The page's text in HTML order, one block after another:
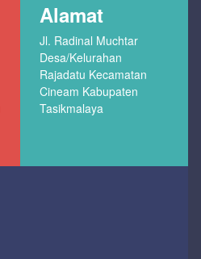
Alamat
Jl. Radinal Muchtar
Desa/Kelurahan
Rajadatu Kecamatan
Cineam Kabupaten
Tasikmalaya